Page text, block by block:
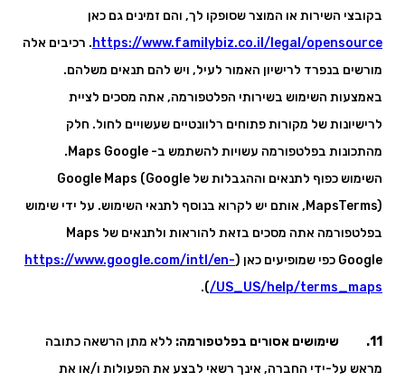
בקובצי השירות או המוצר שסופקו לך, והם זמינים גם כאן
https://www.familybiz.co.il/legal/opensource. רכיבים אלה
מורשים בנפרד לרישיון האמור לעיל, ויש להם תנאים משלהם.
באמצעות השימוש בשירותי הפלטפורמה, אתה מסכים לציית
לרישיונות של מקורות פתוחים רלוונטיים שעשויים לחול. חלק
מהתכונות בפלטפורמה עשויות להשתמש ב- Maps Google.
השימוש כפוף לתנאים וההגבלות של Google Maps (Google
MapsTerms), אותם יש לקרוא בנוסף לתנאי השימוש. על ידי שימוש
בפלטפורמה אתה מסכים בזאת להוראות ולתנאים של Maps
Google כפי שמופיעים כאן (
https://www.google.com/intl/en-
US_US/help/terms_maps/
).
11. שימושים אסורים בפלטפורמה:
ללא מתן הרשאה כתובה
מראש על-ידי החברה, אינך רשאי לבצע את הפעולות ו/או את